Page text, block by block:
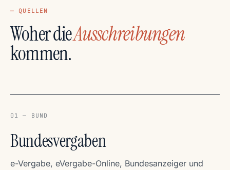
— QUELLEN
Woher dieAusschreibungen
kommen.
01 — BUND
Bundesvergaben
e-Vergabe, eVergabe-Online, Bundesanzeiger und